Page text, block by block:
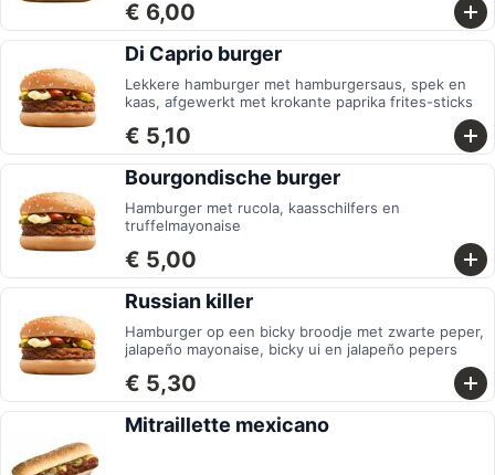
€ 6,00
Di Caprio burger
Lekkere hamburger met hamburgersaus, spek en
kaas, afgewerkt met krokante paprika frites-sticks
€ 5,10
Bourgondische burger
Hamburger met rucola, kaasschilfers en
truffelmayonaise
€ 5,00
Russian killer
Hamburger op een bicky broodje met zwarte peper,
jalapeño mayonaise, bicky ui en jalapeño pepers
€ 5,30
Mitraillette mexicano